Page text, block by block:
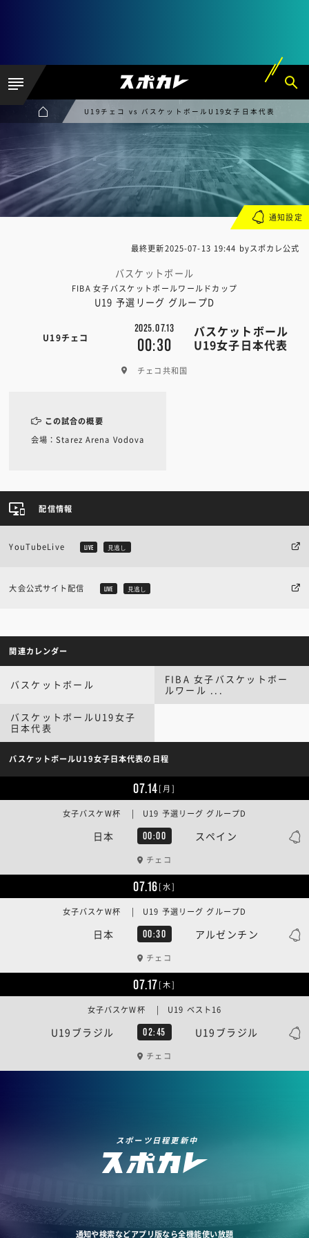
U19チェコ vs バスケットボールU19女子日本代表
最終更新2025-07-13 19:44 byスポカレ公式
バスケットボール
FIBA 女子バスケットボールワールドカップ
U19 予選リーグ グループD
U19チェコ
2025.07.13
00:30
バスケットボール
U19女子日本代表
チェコ共和国
通知設定
この試合の概要
会場：Starez Arena Vodova
配信情報
YouTubeLive LIVE 見逃し
大会公式サイト配信 LIVE 見逃し
関連カレンダー
バスケットボール
FIBA 女子バスケットボー
ルワール ...
バスケットボールU19女子
日本代表
バスケットボールU19女子日本代表の日程
07.14[月]
日本 00:00 スペイン
女子バスケW杯 | U19 予選リーグ グループD
チェコ
07.16[水]
日本 00:30 アルゼンチン
女子バスケW杯 | U19 予選リーグ グループD
チェコ
07.17[木]
U19ブラジル 02:45 U19ブラジル
女子バスケW杯 | U19 ベスト16
チェコ
スポーツ日程更新中
通知や検索などアプリ版なら全機能使い放題